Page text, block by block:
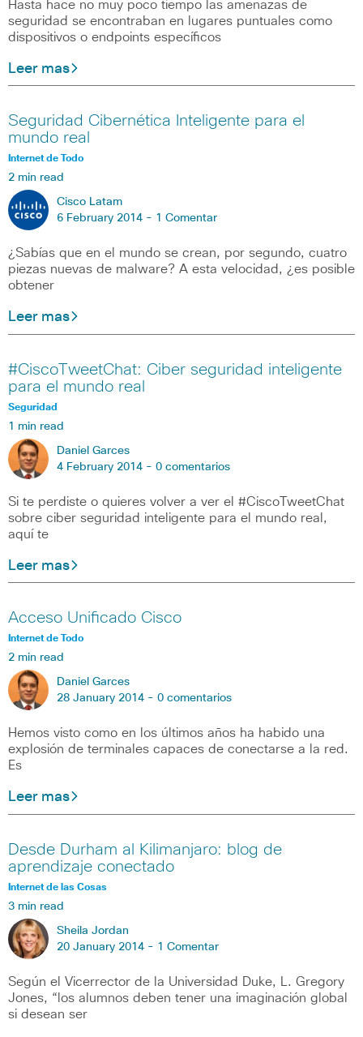
Hasta hace no muy poco tiempo las amenazas de
seguridad se encontraban en lugares puntuales como
dispositivos o endpoints específicos
Leer mas
Seguridad Cibernética Inteligente para el
mundo real
Internet de Todo
2 min read
Cisco Latam
6 February 2014 - 1 Comentar
¿Sabías que en el mundo se crean, por segundo, cuatro
piezas nuevas de malware? A esta velocidad, ¿es posible
obtener
Leer mas
#CiscoTweetChat: Ciber seguridad inteligente
para el mundo real
Seguridad
1 min read
Daniel Garces
4 February 2014 - 0 comentarios
Si te perdiste o quieres volver a ver el #CiscoTweetChat
sobre ciber seguridad inteligente para el mundo real,
aquí te
Leer mas
Acceso Unificado Cisco
Internet de Todo
2 min read
Daniel Garces
28 January 2014 - 0 comentarios
Hemos visto como en los últimos años ha habido una
explosión de terminales capaces de conectarse a la red.
Es
Leer mas
Desde Durham al Kilimanjaro: blog de
aprendizaje conectado
Internet de las Cosas
3 min read
Sheila Jordan
20 January 2014 - 1 Comentar
Según el Vicerrector de la Universidad Duke, L. Gregory
Jones, “los alumnos deben tener una imaginación global
si desean ser